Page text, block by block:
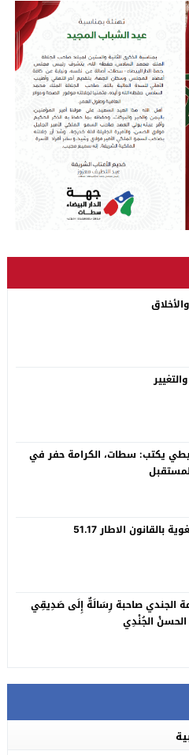
يكتب: سطات، الكرامة حفر في
الاطار 51.17
إلى الأستاذة حليمة الجندي صاحبة رِسَالَةٌ إِلَى صَدِيقِي
الحسنْ الجُنْدِي